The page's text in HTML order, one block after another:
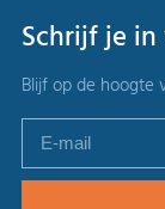
Schrijf je
Blijf op de hoogte